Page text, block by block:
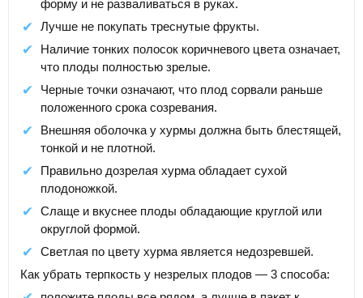
форму и не разваливаться в руках.
Лучше не покупать треснутые фрукты.
Наличие тонких полосок коричневого цвета означает,
что плоды полностью зрелые.
Черные точки означают, что плод сорвали раньше
положенного срока созревания.
Внешняя оболочка у хурмы должна быть блестящей,
тонкой и не плотной.
Правильно дозрелая хурма обладает сухой
плодоножкой.
Слаще и вкуснее плоды обладающие круглой или
округлой формой.
Светлая по цвету хурма является недозревшей.
Как убрать терпкость у незрелых плодов — 3 способа: